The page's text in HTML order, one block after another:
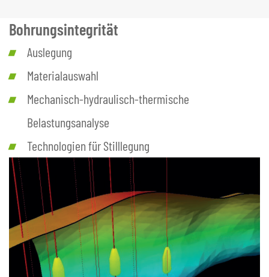
Bohrungsintegrität
Auslegung
Materialauswahl
Mechanisch-hydraulisch-thermische
Belastungsanalyse
Technologien für Stilllegung